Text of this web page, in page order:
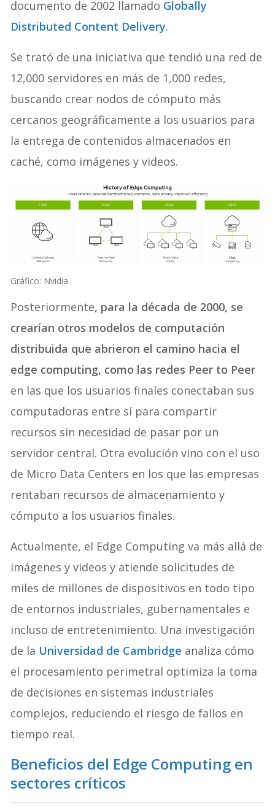
documento de 2002 llamado
Se trató de una iniciativa que tendió una red de
12,000 servidores en más de 1,000 redes,
buscando crear nodos de cómputo más
cercanos geográficamente a los usuarios para
la entrega de contenidos almacenados en
Posteriormente
, para la década de 2000, se
crearían otros modelos de computación
distribuida que abrieron el camino hacia el
edge computing, como las redes Peer to Peer
en las que los usuarios finales conectaban sus
computadoras entre sí para compartir
recursos sin necesidad de pasar por un
servidor central. Otra evolución vino con el uso
de Micro Data Centers en los que las empresas
rentaban recursos de almacenamiento y
Actualmente, el Edge Computing va más allá de
imágenes y videos y atiende solicitudes de
miles de millones de dispositivos en todo tipo
de entornos industriales, gubernamentales e
incluso de entretenimiento. Una investigación
de la
Universidad de Cambridge
analiza cómo
el procesamiento perimetral optimiza la toma
de decisiones en sistemas industriales
complejos, reduciendo el riesgo de fallos en
Beneficios del Edge Computing en
sectores críticos